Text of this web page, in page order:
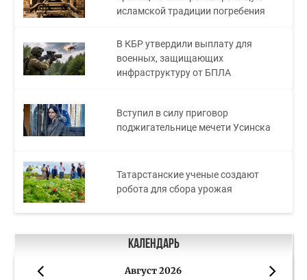
исламской традиции погребения
В КБР утвердили выплату для
военных, защищающих
инфраструктуру от БПЛА
Вступил в силу приговор
поджигательнице мечети Усинска
Татарстанские ученые создают
робота для сбора урожая
Календарь
Август 2026